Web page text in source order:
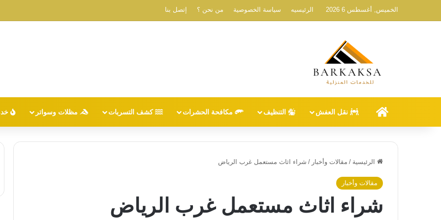
الخميس, أغسطس 6 2026 الرئيسيه سياسة الخصوصية من نحن ؟ إتصل بنا
الرئيسيه نقل العفش التنظيف مكافحة الحشرات كشف التسربات مظلات وسواتر
الرئيسية / مقالات وأخبار / شراء اثاث مستعمل غرب الرياض
مقالات وأخبار
شراء اثاث مستعمل غرب الرياض